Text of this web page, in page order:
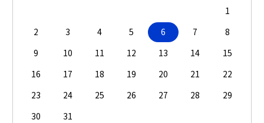
1
2
3 4 5 6 7
8
9
10 11 12 13 14
15
16
17 18 19 20 21
22
23
24 25 26 27 28
29
30
31